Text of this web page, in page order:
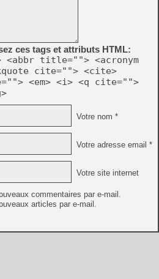
ces tags et attributs HTML:
title=""> <acronym
cite=""> <cite>
<em> <i> <q cite="">
Votre nom *
Votre adresse email *
Votre site internet
commentaires par e-mail.
articles par e-mail.